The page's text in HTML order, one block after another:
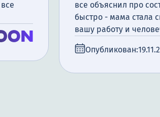
все объяснил про
быстро - мама стала
вашу работу и
Опубликован: